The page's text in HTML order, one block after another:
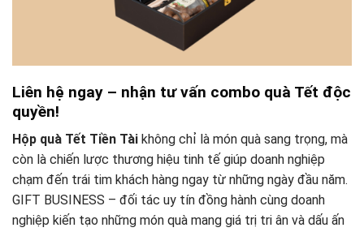
Liên hệ ngay – nhận tư vấn combo quà Tết độc
quyền!
Hộp quà Tết Tiền Tài không chỉ là món quà sang trọng, mà
còn là chiến lược thương hiệu tinh tế giúp doanh nghiệp
chạm đến trái tim khách hàng ngay từ những ngày đầu năm.
GIFT BUSINESS – đối tác uy tín đồng hành cùng doanh
nghiệp kiến tạo những món quà mang giá trị tri ân và dấu ấn